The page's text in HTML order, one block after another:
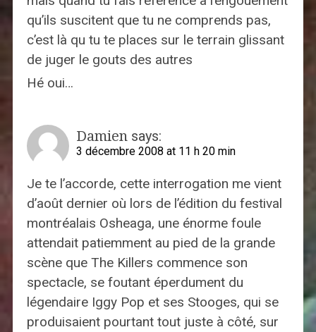
qu’ils suscitent que tu ne comprends pas,
c’est là qu tu te places sur le terrain glissant
de juger le gouts des autres
Hé oui…
Damien says:
3 décembre 2008 at 11 h 20 min
Je te l’accorde, cette interrogation me vient
d’août dernier où lors de l’édition du festival
montréalais Osheaga, une énorme foule
attendait patiemment au pied de la grande
scène que The Killers commence son
spectacle, se foutant éperdument du
légendaire Iggy Pop et ses Stooges, qui se
produisaient pourtant tout juste à côté, sur